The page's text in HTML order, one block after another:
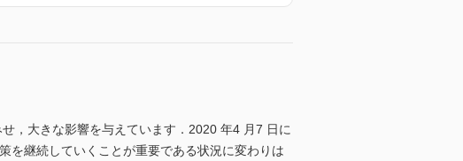
，大きな影響を与えています．2020 年4 月7 日に
を継続していくことが重要である状況に変わりは